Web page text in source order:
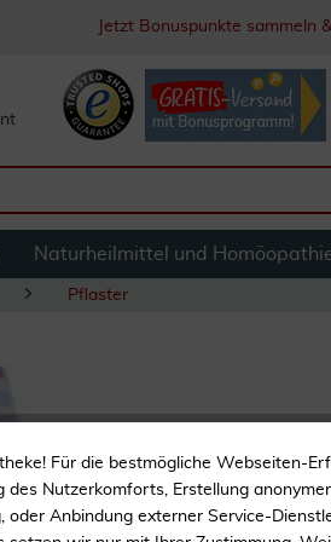
Jetzt Bonuspunkte sammeln
Naturheilmittel und
Pflaster
Leukotape
Für die bestmögliche Webseiten-
des Nutzerkomforts, Erstellung
Anbindung externer Service-